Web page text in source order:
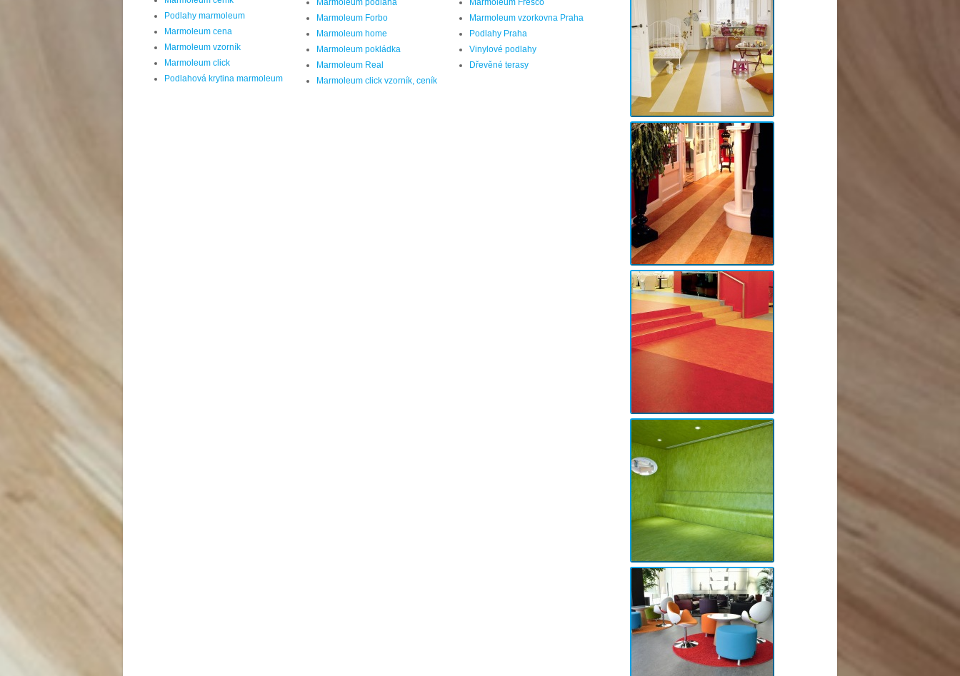
Podlahy marmoleum
Marmoleum cena
Marmoleum vzorník
Marmoleum click
Podlahová krytina marmoleum
Marmoleum Forbo
Marmoleum home
Marmoleum pokládka
Marmoleum Real
Marmoleum click vzorník, ceník
Marmoleum vzorkovna Praha
Podlahy Praha
Vinylové podlahy
Dřevěné terasy